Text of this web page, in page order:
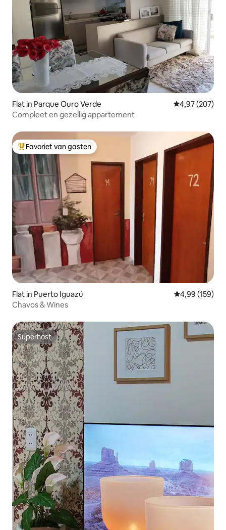
Flat in Parque Ouro Verde Gemiddelde
4,97 (207)
Compleet en gezellig appartement
Topfavoriet van gasten
Favoriet van gasten
Flat in Puerto Iguazú Gemiddelde
4,99 (159)
Chavos & Wines
Superhost
Superhost